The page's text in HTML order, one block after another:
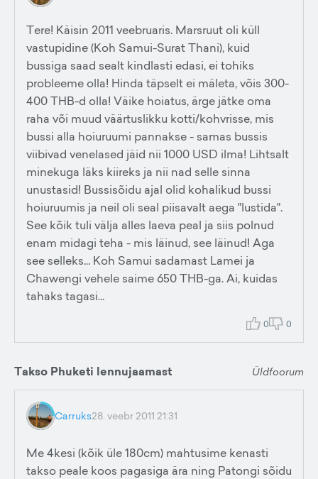
Tere! Käisin 2011 veebruaris. Marsruut oli küll
vastupidine (Koh Samui-Surat Thani), kuid
bussiga saad sealt kindlasti edasi, ei tohiks
probleeme olla! Hinda täpselt ei mäleta, võis 300-
400 THB-d olla! Väike hoiatus, ärge jätke oma
raha või muud väärtuslikku kotti/kohvrisse, mis
bussi alla hoiuruumi pannakse - samas bussis
viibivad venelased jäid nii 1000 USD ilma! Lihtsalt
minekuga läks kiireks ja nii nad selle sinna
unustasid! Bussisõidu ajal olid kohalikud bussi
hoiuruumis ja neil oli seal piisavalt aega "lustida".
See kõik tuli välja alles laeva peal ja siis polnud
enam midagi teha - mis läinud, see läinud! Aga
see selleks... Koh Samui sadamast Lamei ja
Chawengi vehele saime 650 THB-ga. Ai, kuidas
tahaks tagasi...
0 0
Takso Phuketi lennujaamast Üldfoorum
Carruks28. veebr 2011 21:31
Me 4kesi (kõik üle 180cm) mahtusime kenasti
takso peale koos pagasiga ära ning Patongi sõidu